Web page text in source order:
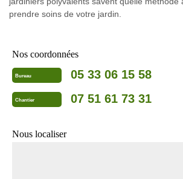
prendre soins de votre jardin.
Nos coordonnées
Bureau 05 33 06 15 58
Chantier 07 51 61 73 31
Nous localiser